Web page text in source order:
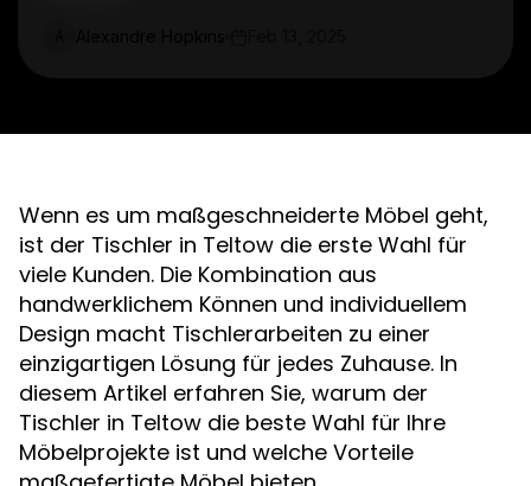
Wenn es um maßgeschneiderte Möbel geht,
ist der Tischler in Teltow die erste Wahl für
viele Kunden. Die Kombination aus
handwerklichem Können und individuellem
Design macht Tischlerarbeiten zu einer
einzigartigen Lösung für jedes Zuhause. In
diesem Artikel erfahren Sie, warum der
Tischler in Teltow die beste Wahl für Ihre
Möbelprojekte ist und welche Vorteile